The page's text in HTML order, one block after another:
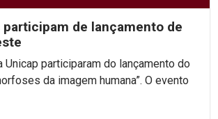
de lançamento de
participaram do lançamento do
da imagem humana”. O evento